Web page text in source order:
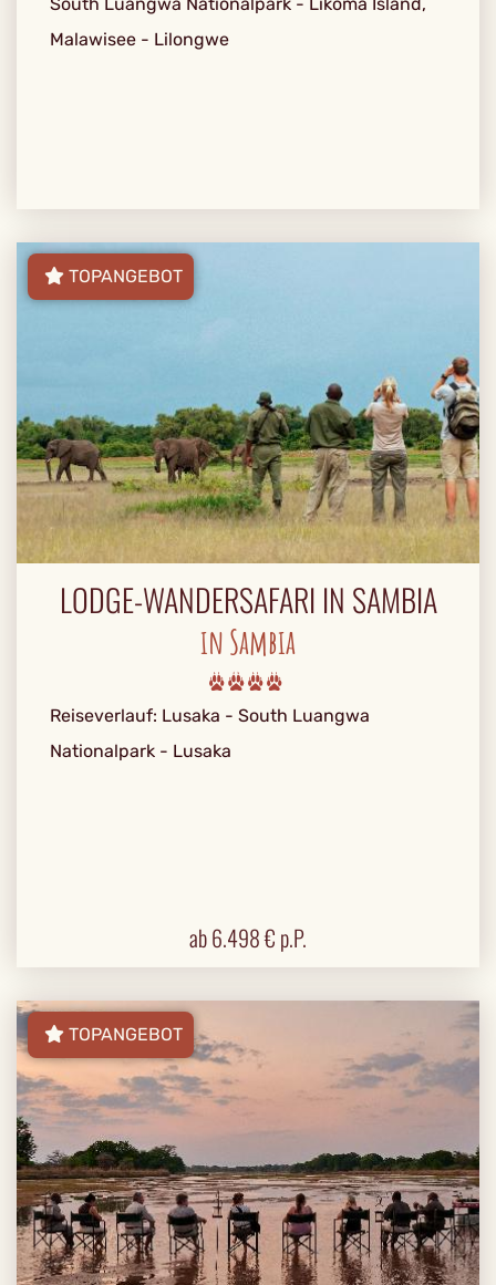
Malawisee - Lilongwe
TOPANGEBOT
LODGE-WANDERSAFARI IN SAMBIA
in Sambia
Reiseverlauf: Lusaka - South Luangwa
Nationalpark - Lusaka
ab6.498€ p.P.
TOPANGEBOT